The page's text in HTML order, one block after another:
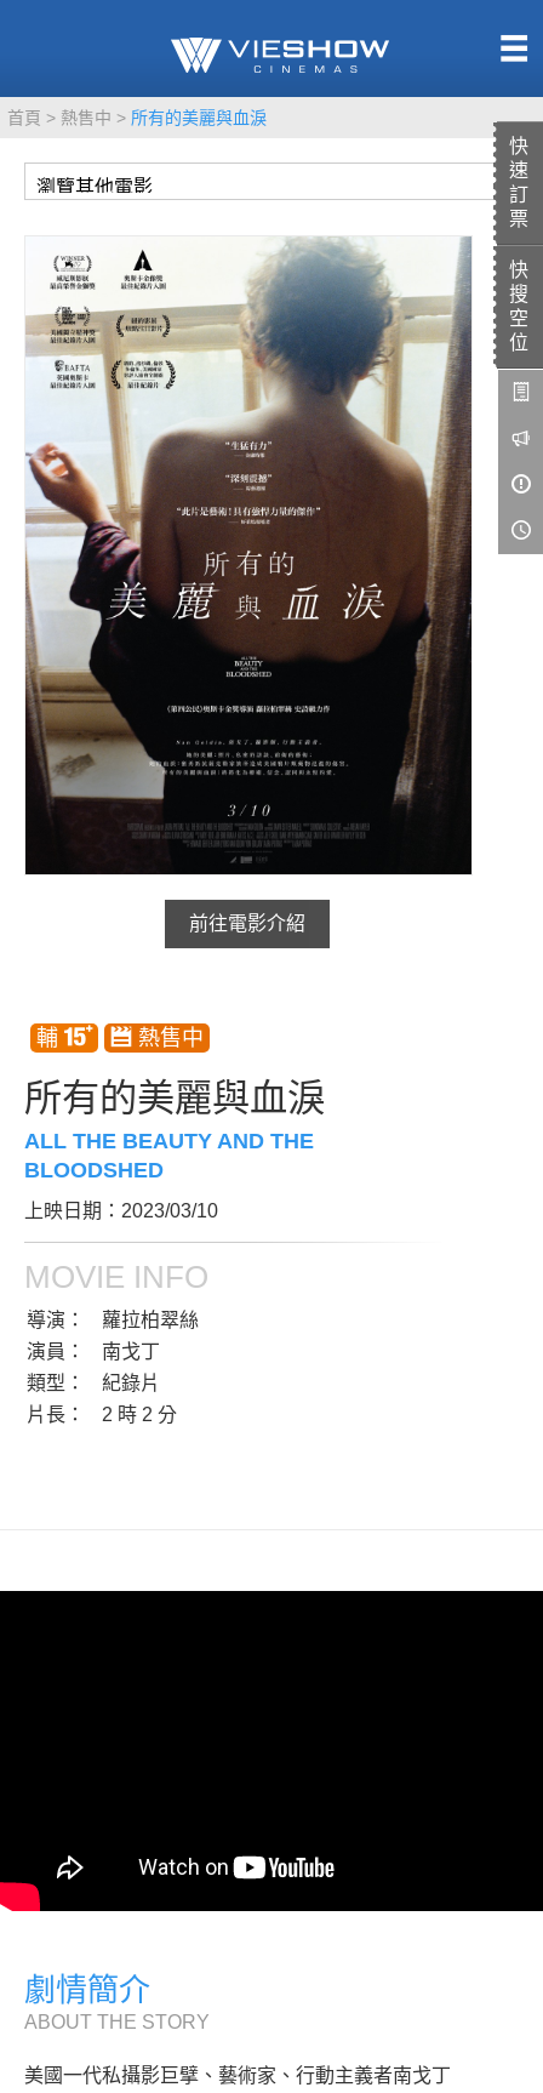
快
速
訂
票
快
搜
空
位
首頁 熱售中 所有的美麗與血淚
前往電影介紹
所有的美麗與血淚
ALL THE BEAUTY AND THE
BLOODSHED
上映日期：2023/03/10
MOVIE INFO
導演：
蘿拉柏翠絲
演員：
南戈丁
類型：
紀錄片
片長：
2 時 2 分
劇情簡介
ABOUT THE STORY
美國一代私攝影巨擘、藝術家、行動主義者南戈丁
TITAN SCREEN
MUCROWN
IMAX
4DX
VR 演唱會
GOLD CLASS
AD口述影像
LIVE演唱會
影城餐飲
UNICORN
影城公告
影城活動
中獎名單
合作夥伴
會員Q&A